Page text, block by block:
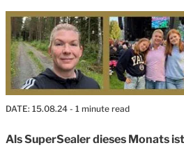
DATE: 15.08.24 - 1 minute read
Als SuperSealer dieses Monats